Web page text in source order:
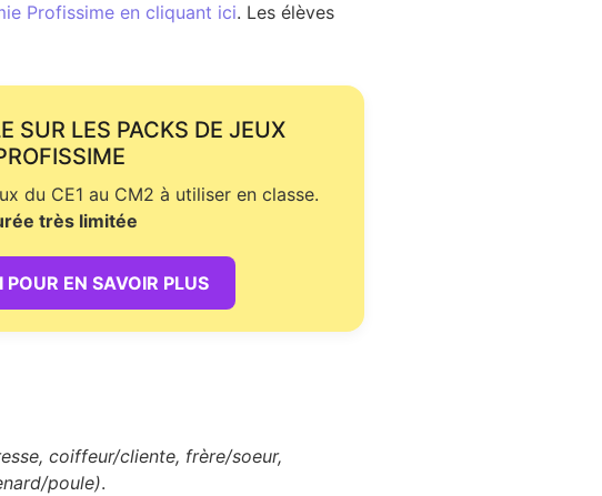
Profissime en cliquant ici. Les élèves
SUR LES PACKS DE JEUX
du CE1 au CM2 à utiliser en classe.
très limitée
POUR EN SAVOIR PLUS
coiffeur/cliente, frère/soeur,
poule).